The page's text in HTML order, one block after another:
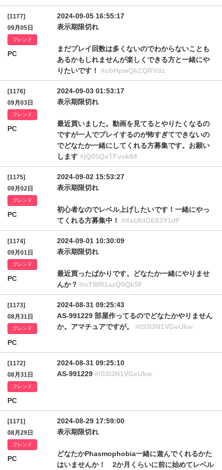
[1177]
09月05日
フレンド
PC
2024-09-05 16:55:17
表示期限切れ
まだプレイ回数は多くないのでわからないことも
あるかもしれませんが楽しくできる方と一緒にや
りたいです！ #ubHpwQkZQRVdz
[1176]
09月03日
フレンド
PC
2024-09-03 01:53:17
表示期限切れ
最近買いました。動画を見てるとやりたくなるの
ですが一人でプレイするのが怖すぎてできないの
でどなたか一緒にしてくれる方募集です。お願い
します #jQ05QeTFvck84
[1175]
09月02日
フレンド
PC
2024-09-02 15:53:27
表示期限切れ
初心者なのでレベル上げしたいです！一緒にやっ
てくれる方募集中！ #XeUhlOE83Y1dF
[1174]
09月01日
フレンド
PC
2024-09-01 10:30:09
表示期限切れ
最近買ったばかりです。どなたか一緒にやりませ
んか？ #nTWR1azQ0Qk5F
[1173]
08月31日
フレンド
PC
2024-08-31 09:25:43
AS-991229 部屋作ってるのでどなたかやりません
か。アマチュアですが。 #IS3I3N1VGeUkw
[1172]
08月31日
フレンド
PC
2024-08-31 09:25:10
AS-991229 #IS3I3N1VGeUkw
[1171]
08月29日
フレンド
PC
2024-08-29 17:59:00
表示期限切れ
どなたかPhasmophobia一緒に遊んでくれるかた
はいませんか！ 2か月くらいに前に始めてレベル